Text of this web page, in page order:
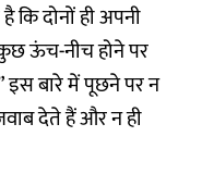
दोनों ही अपनी
कुछ ऊंच-नीच होने पर
बारे में पूछने पर न
देते हैं और न ही